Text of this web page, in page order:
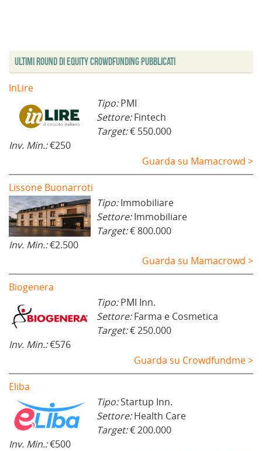
Ultimi Round di Equity Crowdfunding Pubblicati
InLire
Tipo:PMI
Settore:Fintech
Target:€ 550.000
Inv. Min.:€250
Guarda su Mamacrowd >
Lissone Buonarroti
Tipo:Immobiliare
Settore:Immobiliare
Target:€ 800.000
Inv. Min.:€2.500
Guarda su Mamacrowd >
Biogenera
Tipo:PMI Inn.
Settore:Farma e Cosmetica
Target:€ 250.000
Inv. Min.:€576
Guarda su Crowdfundme >
Eliba
Tipo:Startup Inn.
Settore:Health Care
Target:€ 200.000
Inv. Min.:€500